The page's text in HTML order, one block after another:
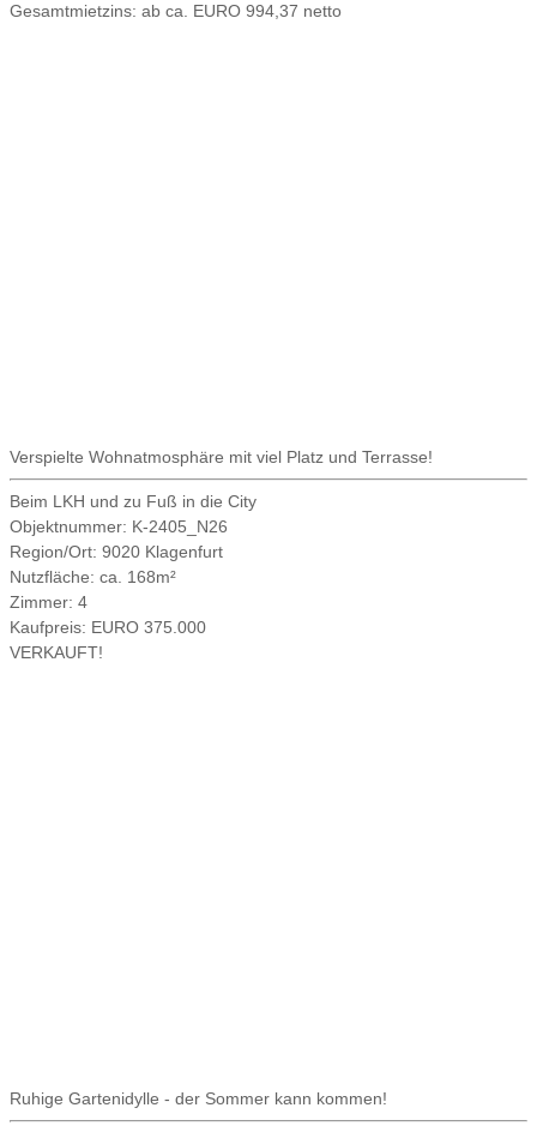
Gesamtmietzins: ab ca. EURO 994,37 netto
Verspielte Wohnatmosphäre mit viel Platz und Terrasse!
Beim LKH und zu Fuß in die City
Objektnummer: K-2405_N26
Region/Ort: 9020 Klagenfurt
Nutzfläche: ca. 168m²
Zimmer: 4
Kaufpreis: EURO 375.000
VERKAUFT!
Ruhige Gartenidylle - der Sommer kann kommen!